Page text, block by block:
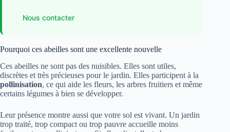
Nous contacter
Pourquoi ces abeilles sont une excellente nouvelle
Ces abeilles ne sont pas des nuisibles. Elles sont utiles,
discrètes et très précieuses pour le jardin. Elles participent à la
pollinisation, ce qui aide les fleurs, les arbres fruitiers et même
certains légumes à bien se développer.
Leur présence montre aussi que votre sol est vivant. Un jardin
trop traité, trop compact ou trop pauvre accueille moins